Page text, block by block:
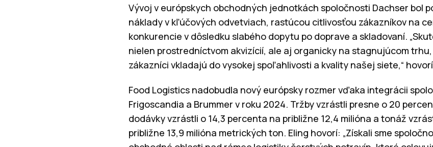
Vývoj v európskych obchodných jednotkách spoločnosti Dachser bol
náklady v kľúčových odvetviach, rastúcou citlivosťou zákazníkov na
konkurencie v dôsledku slabého dopytu po doprave a skladovaní.
nielen prostredníctvom akvizícií, ale aj organicky na stagnujúcom
zákazníci vkladajú do vysokej spoľahlivosti a kvality našej siete,“
Food Logistics nadobudla nový európsky rozmer vďaka integrácii
Frigoscandia a Brummer v roku 2024. Tržby vzrástli presne o 20
dodávky vzrástli o 14,3 percenta na približne 12,4 milióna a tonáž
približne 13,9 milióna metrických ton. Eling hovorí: „Získali sme